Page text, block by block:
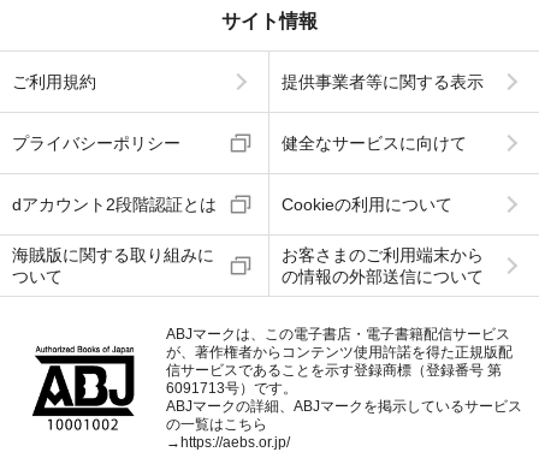
サイト情報
ご利用規約 提供事業者等に関する表示
プライバシーポリシー 健全なサービスに向けて
dアカウント2段階認証とは Cookieの利用について
海賊版に関する取り組みに
ついて
お客さまのご利用端末から
の情報の外部送信について
ABJマークは、この電子書店・電子書籍配信サービス
が、著作権者からコンテンツ使用許諾を得た正規版配
信サービスであることを示す登録商標（登録番号 第
6091713号）です。
ABJマークの詳細、ABJマークを掲示しているサービス
の一覧はこちら
→https://aebs.or.jp/